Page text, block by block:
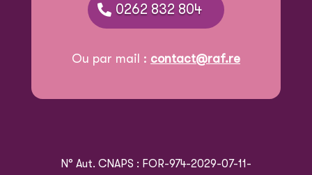
0262 832 804
Ou par mail : contact@raf.re
N° Aut. CNAPS : FOR-974-2029-07-11-